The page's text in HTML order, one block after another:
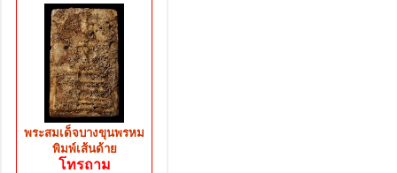
พระสมเด็จบางขุนพรหม
พิมพ์เส้นด้าย
โทรถาม